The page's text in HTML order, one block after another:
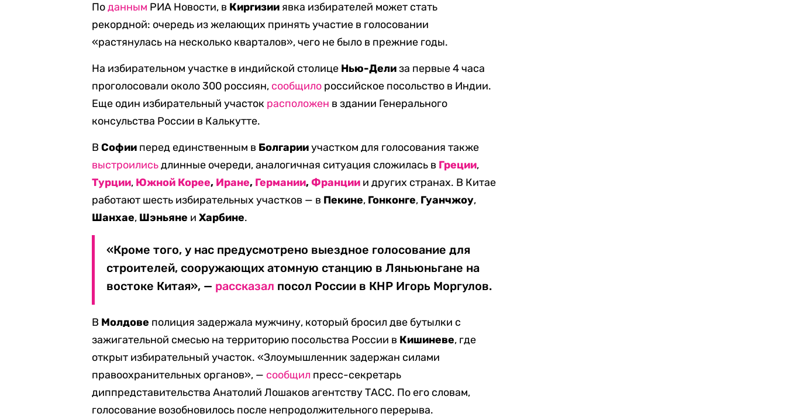
Поданным РИА Новости, в Киргизии явка избирателей может стать
рекордной: очередь из желающих принять участие в голосовании
«растянулась на несколько кварталов», чего не было в прежние годы.
На избирательном участке в индийской столице Нью-Делиза первые 4 часа
проголосовали около 300 россиян, сообщило российское посольство в Индии.
Еще один избирательный участок расположен в здании Генерального
консульства России в Калькутте.
ВСофии перед единственным в Болгарииучастком для голосования также
выстроилисьдлинные очереди, аналогичная ситуация сложилась в Греции,
Турции, Южной Корее, Иране, Германии,Франции и других странах. В Китае
работают шесть избирательных участков — в Пекине, Гонконге, Гуанчжоу,
Шанхае, Шэньяне иХарбине.
«Кроме того, у нас предусмотрено выездное голосование для
строителей, сооружающих атомную станцию в Ляньюньгане на
востоке Китая», — рассказал посол России в КНР Игорь Моргулов.
В Молдове полиция задержала мужчину, который бросил две бутылки с
зажигательной смесью на территорию посольства России в Кишиневе, где
открыт избирательный участок. «Злоумышленник задержан силами
правоохранительных органов», — сообщил пресс-секретарь
диппредставительства Анатолий Лошаков агентству ТАСС. По его словам,
голосование возобновилось после непродолжительного перерыва.